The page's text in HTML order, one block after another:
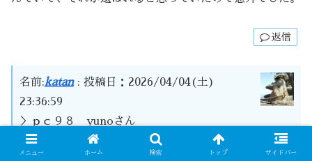
返信
名前:katan: 投稿日：2026/04/04(土)
23:36:59
＞ｐｃ９８ yunoさん
メニュー ホーム 検索 トップ サイドバー